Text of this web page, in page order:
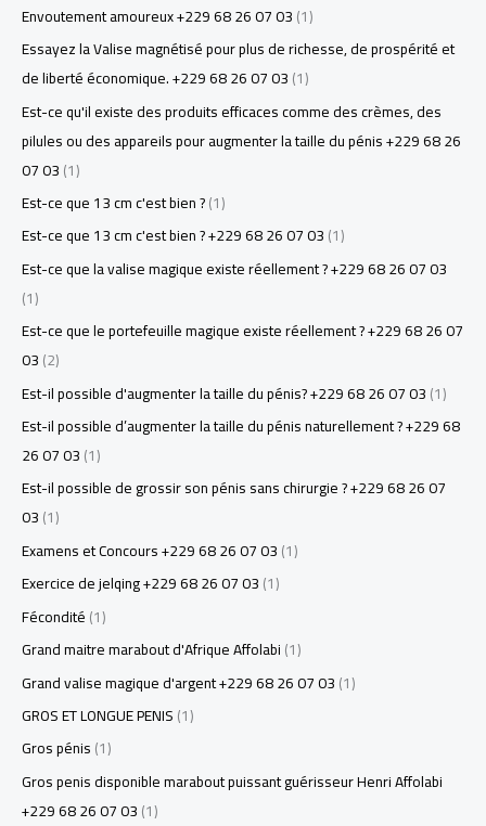
Envoutement amoureux +229 68 26 07 03(1)
Essayez la Valise magnétisé pour plus de richesse, de prospérité et
de liberté économique. +229 68 26 07 03(1)
Est-ce qu'il existe des produits efficaces comme des crèmes, des
pilules ou des appareils pour augmenter la taille du pénis +229 68 26
07 03(1)
Est-ce que 13 cm c'est bien ?(1)
Est-ce que 13 cm c'est bien ? +229 68 26 07 03(1)
Est-ce que la valise magique existe réellement ? +229 68 26 07 03
(1)
Est-ce que le portefeuille magique existe réellement ? +229 68 26 07
03(2)
Est-il possible d'augmenter la taille du pénis? +229 68 26 07 03(1)
Est-il possible d’augmenter la taille du pénis naturellement ? +229 68
26 07 03(1)
Est-il possible de grossir son pénis sans chirurgie ? +229 68 26 07
03(1)
Examens et Concours +229 68 26 07 03(1)
Exercice de jelqing +229 68 26 07 03(1)
Fécondité(1)
Grand maitre marabout d'Afrique Affolabi(1)
Grand valise magique d'argent +229 68 26 07 03(1)
GROS ET LONGUE PENIS(1)
Gros pénis(1)
Gros penis disponible marabout puissant guérisseur Henri Affolabi
+229 68 26 07 03(1)